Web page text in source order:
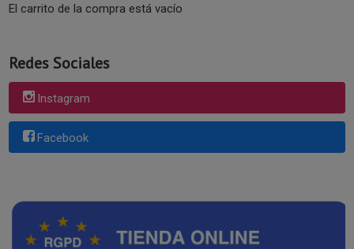
El carrito de la compra está vacío
Redes Sociales
Instagram
Facebook